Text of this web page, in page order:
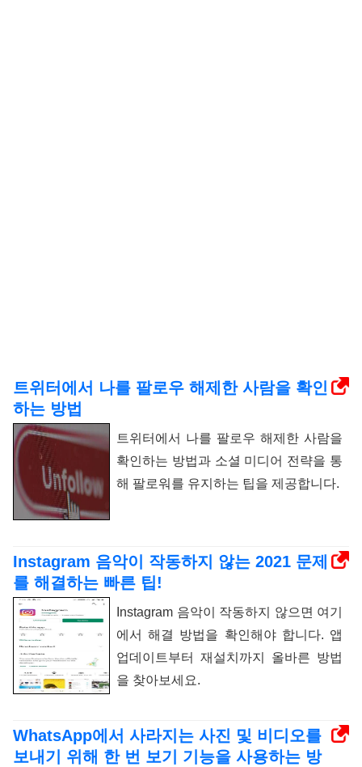
트위터에서 나를 팔로우 해제한 사람을 확인
하는 방법
트위터에서 나를 팔로우 해제한 사람을
확인하는 방법과 소셜 미디어 전략을 통
해 팔로워를 유지하는 팁을 제공합니다.
Instagram 음악이 작동하지 않는 2021 문제
를 해결하는 빠른 팁!
Instagram 음악이 작동하지 않으면 여기
에서 해결 방법을 확인해야 합니다. 앱
업데이트부터 재설치까지 올바른 방법
을 찾아보세요.
WhatsApp에서 사라지는 사진 및 비디오를
보내기 위해 한 번 보기 기능을 사용하는 방